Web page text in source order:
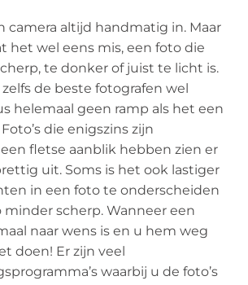
camera altijd handmatig in. Maar
het wel eens mis, een foto die
te donker of juist te licht is.
de beste fotografen wel
helemaal geen ramp als het een
die enigszins zijn
fletse aanblik hebben zien er
uit. Soms is het ook lastiger
in een foto te onderscheiden
scherp. Wanneer een
naar wens is en u hem weg
doen! Er zijn veel
waarbij u de foto’s